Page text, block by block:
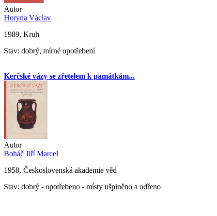
Autor
Horyna Václav
1989, Kruh
Stav: dobrý, mírné opotřebení
Kerčské vázy se zřetelem k památkám...
Autor
Boháč Jiří Marcel
1958, Československá akademie věd
Stav: dobrý - opotřebeno - místy ušpiněno a odřeno